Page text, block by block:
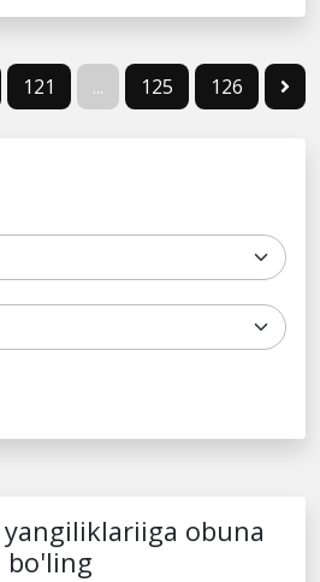
121 ... 125 126
yangiliklariiga obuna
bo'ling